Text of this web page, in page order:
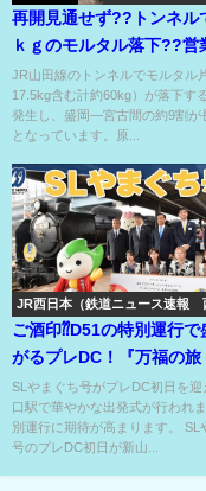
再開見通せず??トンネル
ｋｇのモルタル落下??営
5,437円の大赤字路線⁇
JR山田線のトンネルでモルタル
17.5kg含む計約60kg）が落下す
発生し、盛岡―宮古間の約9割が
となっています。原...
JR西日本（鉄道ニュース速報
ご酒印⁇D51の特別運行で
がるプレDC！『万福の
でませ ふくの国』へ
SLやまぐち号がプレDC初日を迎
口駅で華やかな出発式が行われ
別運行に期待が高まります。 SL
号のプレDC初日が新山...